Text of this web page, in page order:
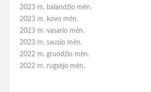
2023 m. balandžio mėn.
2023 m. kovo mėn.
2023 m. vasario mėn.
2023 m. sausio mėn.
2022 m. gruodžio mėn.
2022 m. rugsėjo mėn.